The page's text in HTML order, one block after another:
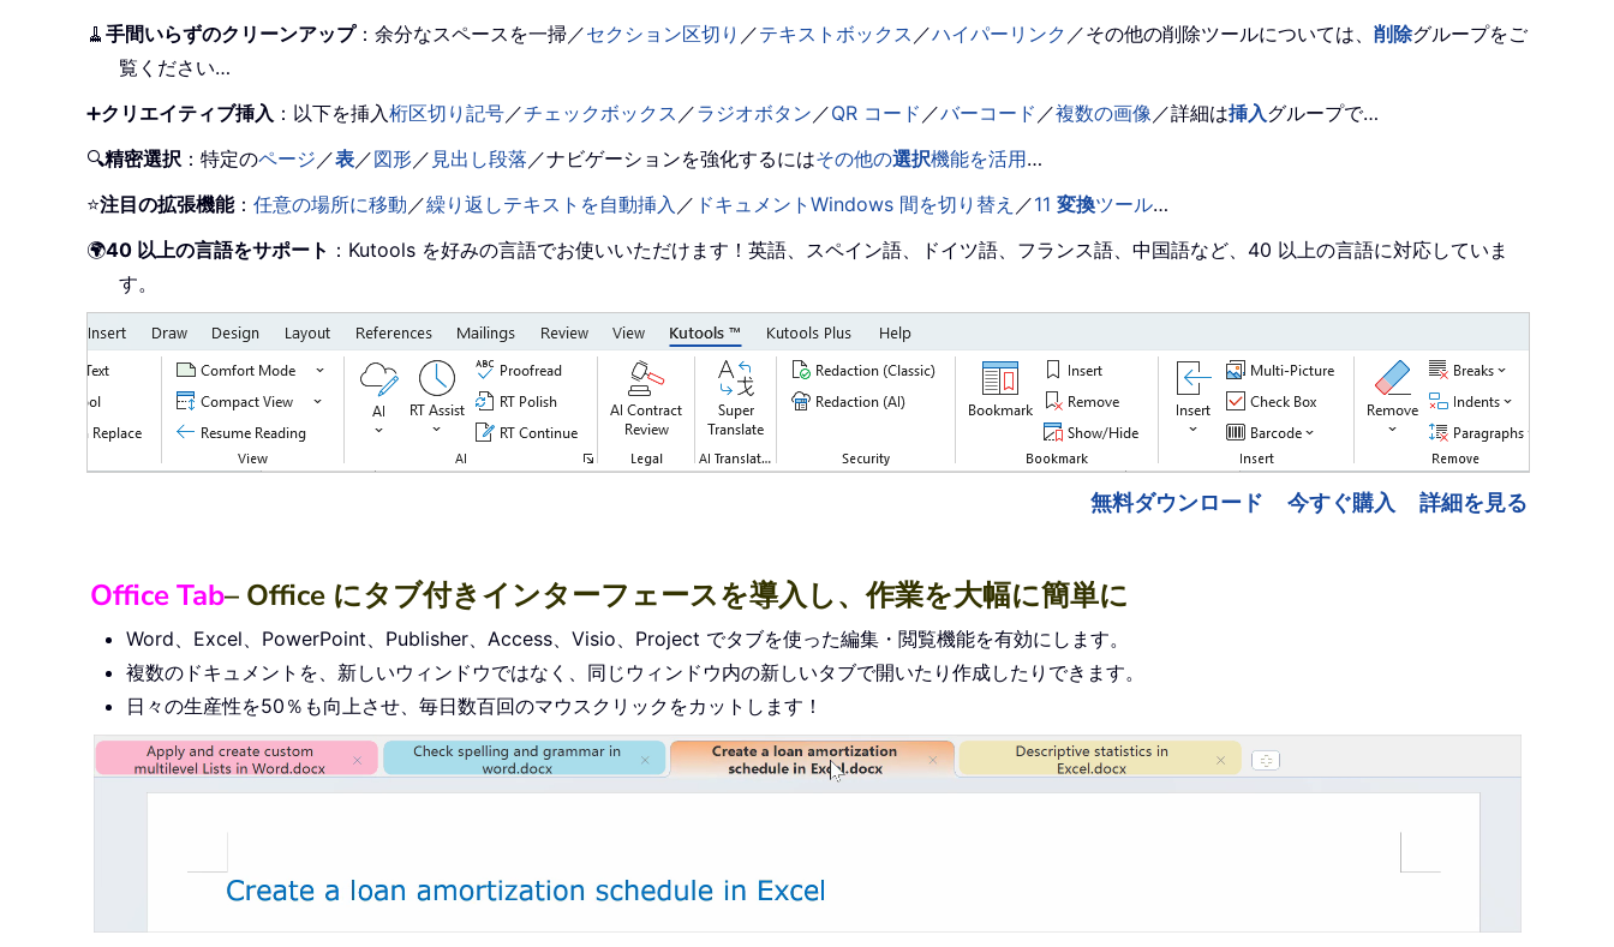
🧹 手間いらずのクリーンアップ：余分なスペースを一掃／セクション区切り ／テキストボックス ／ハイパーリンク ／その他の削除ツールについては、 削除グループをご
覧ください…
➕クリエイティブ挿入 ：以下を挿入桁区切り記号／チェックボックス ／ラジオボタン ／QR コード ／バーコード ／複数の画像 ／詳細は挿入グループで…
🔍精密選択 ：特定のページ ／表／図形／ 見出し段落 ／ナビゲーションを強化するにはその他の選択機能を活用…
⭐注目の拡張機能： 任意の場所に移動 ／繰り返しテキストを自動挿入 ／ ドキュメントWindows 間を切り替え ／11 変換ツール…
🌍40 以上の言語をサポート ：Kutools を好みの言語でお使いいただけます！英語、スペイン語、ドイツ語、フランス語、中国語など、40 以上の言語に対応していま
す。
無料ダウンロード 今すぐ購入 詳細を見る
Office Tab– Office にタブ付きインターフェースを導入し、作業を大幅に簡単に
Word、Excel、PowerPoint、Publisher、Access、Visio、Project でタブを使った編集・閲覧機能を有効にします。
複数のドキュメントを、新しいウィンドウではなく、同じウィンドウ内の新しいタブで開いたり作成したりできます。
日々の生産性を50％も向上させ、毎日数百回のマウスクリックをカットします！